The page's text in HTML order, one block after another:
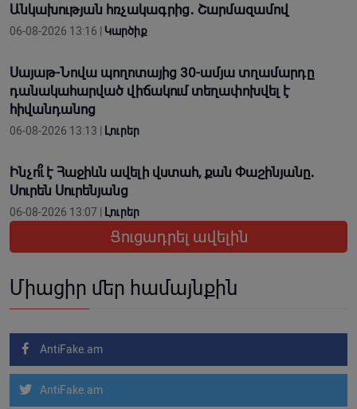
Անկախության հռչակագրից․ Շարմազամով
06-08-2026 13:16 | Կարծիք
Սայաթ-Նովա պողոտայից 30-ամյա տղամարդը
դանակահարված վիճակում տեղափոխվել է
հիվանդանոց
06-08-2026 13:13 | Լուրեր
Ինչո՞ւ է Հաջիևն ավելի վստահ, քան Փաշինյանը․
Սուրեն Սուրենյանց
06-08-2026 13:07 | Լուրեր
Ցուցադրել ավելին
Միացիր մեր համայնքին
AntiFake.am
AntiFake.am